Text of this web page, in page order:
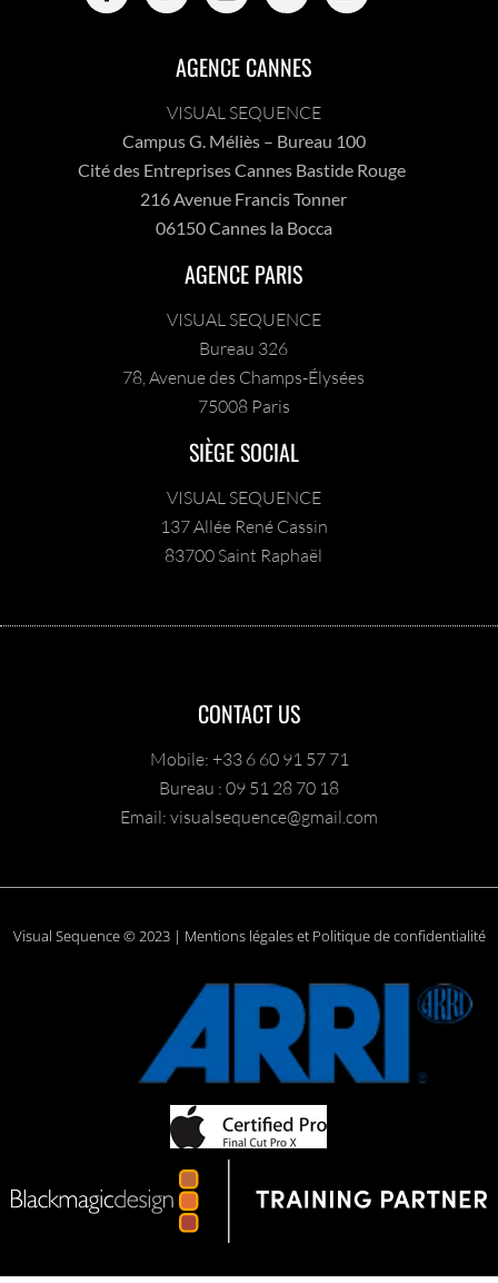
AGENCE CANNES
VISUAL SEQUENCE
Campus G. Méliès – Bureau 100
Cité des Entreprises Cannes Bastide Rouge
216 Avenue Francis Tonner
06150 Cannes la Bocca
AGENCE PARIS
VISUAL SEQUENCE
Bureau 326
78, Avenue des Champs-Élysées
75008 Paris
SIÈGE SOCIAL
VISUAL SEQUENCE
137 Allée René Cassin
83700 Saint Raphaël
CONTACT US
Mobile: +33 6 60 91 57 71
Bureau : 09 51 28 70 18
Email: visualsequence@gmail.com
Visual Sequence © 2023 | Mentions légales et Politique de confidentialité